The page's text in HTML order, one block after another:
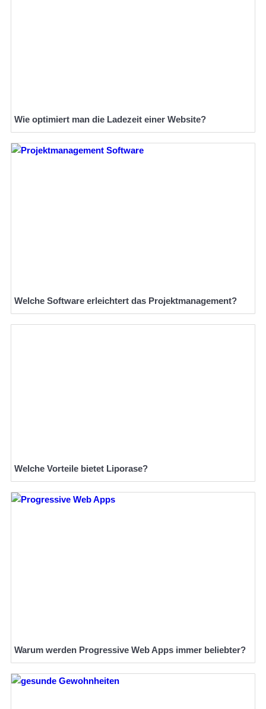
Wie optimiert man die Ladezeit einer Website?
Welche Software erleichtert das Projektmanagement?
Welche Vorteile bietet Liporase?
Warum werden Progressive Web Apps immer beliebter?